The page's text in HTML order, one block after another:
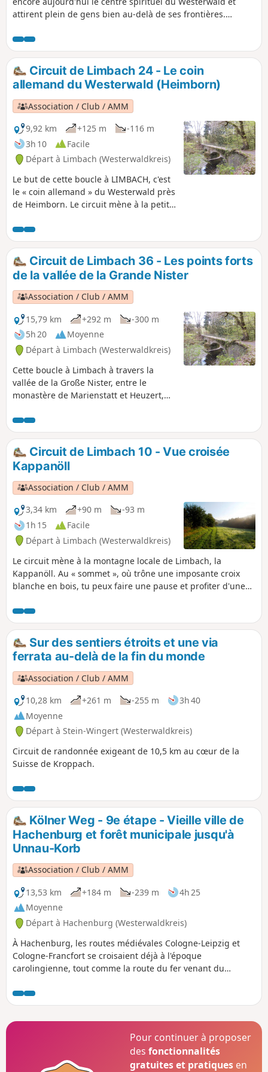
attirent plein de gens bien au-delà de ses frontières.
kilomètres de marche en forêt sur ce circuit LIMBACHER
RUNDE. Le chemin du retour suit le Limbacher Kirchweg,
qui est le raccourci entre Limbach et le monastère avec à
peine 2 km.
Circuit de Limbach 24 - Le coin
allemand du Westerwald (Heimborn)
Association / Club / AMM
9,92 km
+125 m
-116 m
3h 10
Facile
Départ à Limbach (Westerwaldkreis)
Le but de cette boucle à LIMBACH, c'est
le « coin allemand » du Westerwald près
de Heimborn. Le circuit mène à la petite
terrain de Freischach et le musée du
village qui vaut le détour, jusqu'au «
Deutsches Eck ». Ici, il faut absolument
prendre le temps de partir à la
découverte de ce magnifique coin de
terre où se rejoignent la Grande et la
Petite Nister, afin de l'admirer sous
différents angles et de s'imprégner de
son atmosphère.
Circuit de Limbach 36 - Les points forts
de la vallée de la Grande Nister
Association / Club / AMM
15,79 km
+292 m
-300 m
5h 20
Moyenne
Départ à Limbach (Westerwaldkreis)
Cette boucle à Limbach à travers la
vallée de la Große Nister, entre le
monastère de Marienstatt et Heuzert,
naturels et culturels. Pour avoir assez
de temps pour tout visiter, mieux vaut
prévoir une journée pour cette balade.
Circuit de Limbach 10 - Vue croisée
Kappanöll
Association / Club / AMM
3,34 km
+90 m
-93 m
1h 15
Facile
Départ à Limbach (Westerwaldkreis)
Le circuit mène à la montagne locale de Limbach, la
Kappanöll. Au « sommet », où trône une imposante croix
blanche en bois, tu peux faire une pause et profiter d'une
Nister. La dernière étape sur le Druidensteig à travers la
basse vallée du Lehmbach te réserve un dernier moment
fort. Sur des sentiers étroits et une via
ferrata au-delà de la fin du monde
Association / Club / AMM
10,28 km
+261 m -255 m
3h 40
Moyenne
Départ à Stein-Wingert (Westerwaldkreis)
Circuit de randonnée exigeant de 10,5 km au cœur de la
Suisse de Kroppach.
Kölner Weg - 9e étape - Vieille ville de
Hachenburg et forêt municipale jusqu'à
Unnau-Korb
Association / Club / AMM
13,53 km
+184 m -239 m
4h 25
Moyenne
Départ à Hachenburg (Westerwaldkreis)
À Hachenburg, les routes médiévales Cologne-Leipzig et
Cologne-Francfort se croisaient déjà à l'époque
carolingienne, tout comme la route du fer venant du
comte Henri II de Sayn de construire une fortification avec
un mur d'enceinte pour sécuriser les routes commerciales.
En 1314, l'empereur Louis de Bavière accorda à Hachenburg
le statut de ville. La vieille place du marché de Hachenburg
est considérée comme la plus belle place du Westerwald.
Après une longue balade dans la vieille ville historique et
une visite au musée régional, on se promène dans la forêt
Pour continuer à proposer
desfonctionnalités
gratuites et pratiques en